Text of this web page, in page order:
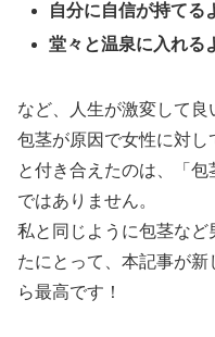
自分に自信が持てる
堂々と温泉に入れる
など、人生が激変して良
包茎が原因で女性に対
と付き合えたのは、「
ではありません。
私と同じように包茎な
たにとって、本記事が
ら最高です！